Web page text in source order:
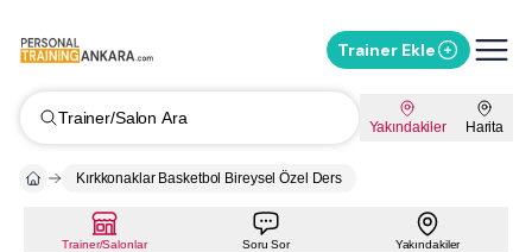
Trainer Ekle
Trainer/Salon Ara Yakındakiler Harita
Kırkkonaklar Basketbol Bireysel Özel Ders
Trainer/Salonlar Soru Sor Yakındakiler